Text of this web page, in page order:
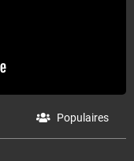
Populaires